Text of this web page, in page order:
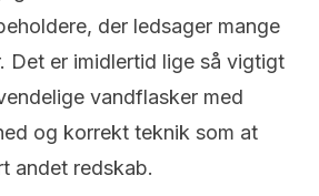
der ledsager mange
Det er imidlertid lige så vigtigt
vandflasker med
og korrekt teknik som at
andet redskab.